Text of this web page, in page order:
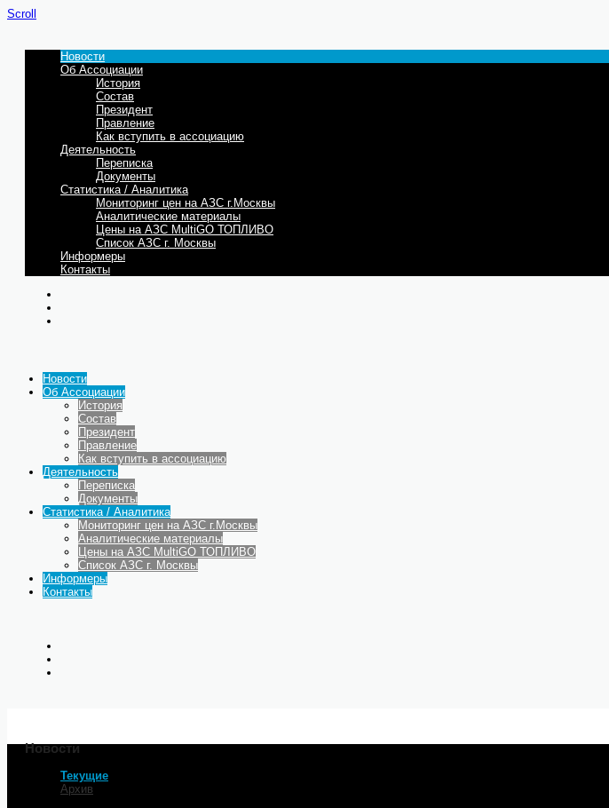
Scroll
Новости
Об Ассоциации
История
Состав
Президент
Правление
Как вступить в ассоциацию
Деятельность
Переписка
Документы
Статистика / Аналитика
Мониторинг цен на АЗС г.Москвы
Аналитические материалы
Цены на АЗС MultiGO ТОПЛИВО
Список АЗС г. Москвы
Информеры
Контакты
Новости
Об Ассоциации
История
Состав
Президент
Правление
Как вступить в ассоциацию
Деятельность
Переписка
Документы
Статистика / Аналитика
Мониторинг цен на АЗС г.Москвы
Аналитические материалы
Цены на АЗС MultiGO ТОПЛИВО
Список АЗС г. Москвы
Информеры
Контакты
Новости
Текущие
Архив